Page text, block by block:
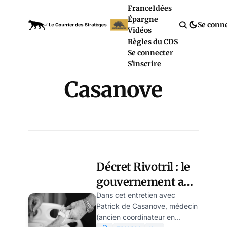
FranceIdées
Épargne
Vidéos
Règles du CDS
Se connecter
S'inscrire
Se
Casanove
Décret Rivotril : le
gouvernement a
remplacé le soin
par l’euthanasie
Dans cet entretien avec
Patrick de Casanove, médecin
(ancien coordinateur en